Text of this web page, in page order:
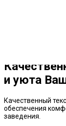
и уюта
Качественный
обеспечения
заведения.